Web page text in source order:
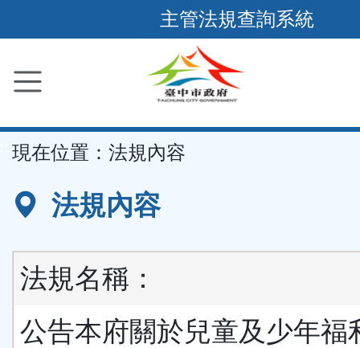
到
要
容
區
主管法規查詢系統
現在位置： 法規內容
法規內容
法規名稱：
公告本府關於兒童及少年福